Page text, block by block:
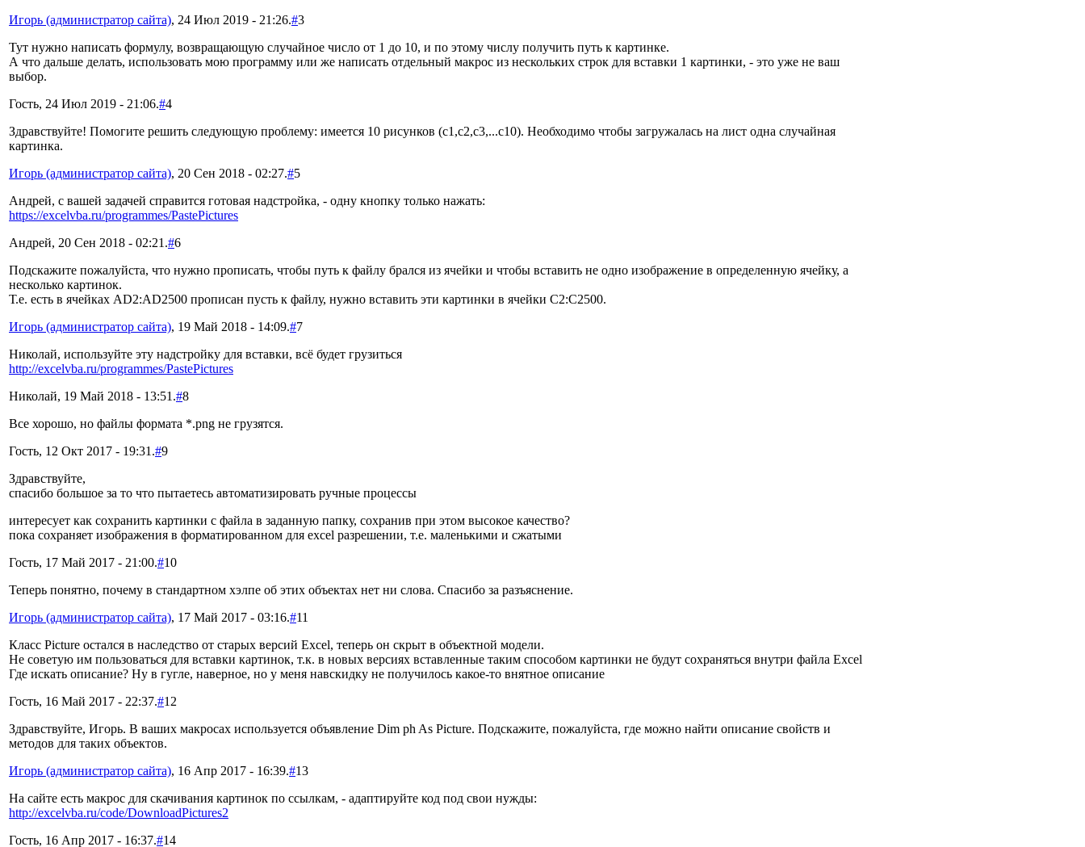
Игорь (администратор сайта), 24 Июл 2019 - 21:26.#3
Тут нужно написать формулу, возвращающую случайное число от 1 до 10, и по этому числу получить путь к картинке.
А что дальше делать, использовать мою программу или же написать отдельный макрос из нескольких строк для вставки 1 картинки, - это уже не ваш
выбор.
Гость, 24 Июл 2019 - 21:06.#4
Здравствуйте! Помогите решить следующую проблему: имеется 10 рисунков (с1,с2,с3,...с10). Необходимо чтобы загружалась на лист одна случайная
картинка.
Игорь (администратор сайта), 20 Сен 2018 - 02:27.#5
Андрей, с вашей задачей справится готовая надстройка, - одну кнопку только нажать:
https://excelvba.ru/programmes/PastePictures
Андрей, 20 Сен 2018 - 02:21.#6
Подскажите пожалуйста, что нужно прописать, чтобы путь к файлу брался из ячейки и чтобы вставить не одно изображение в определенную ячейку, а
несколько картинок.
Т.е. есть в ячейках AD2:AD2500 прописан пусть к файлу, нужно вставить эти картинки в ячейки C2:C2500.
Игорь (администратор сайта), 19 Май 2018 - 14:09.#7
Николай, используйте эту надстройку для вставки, всё будет грузиться
http://excelvba.ru/programmes/PastePictures
Николай, 19 Май 2018 - 13:51.#8
Все хорошо, но файлы формата *.png не грузятся.
Гость, 12 Окт 2017 - 19:31.#9
Здравствуйте,
спасибо большое за то что пытаетесь автоматизировать ручные процессы
интересует как сохранить картинки с файла в заданную папку, сохранив при этом высокое качество?
пока сохраняет изображения в форматированном для еxcel разрешении, т.е. маленькими и сжатыми
Гость, 17 Май 2017 - 21:00.#10
Теперь понятно, почему в стандартном хэлпе об этих объектах нет ни слова. Спасибо за разъяснение.
Игорь (администратор сайта), 17 Май 2017 - 03:16.#11
Класс Picture остался в наследство от старых версий Excel, теперь он скрыт в объектной модели.
Не советую им пользоваться для вставки картинок, т.к. в новых версиях вставленные таким способом картинки не будут сохраняться внутри файла Excel
Где искать описание? Ну в гугле, наверное, но у меня навскидку не получилось какое-то внятное описание
Гость, 16 Май 2017 - 22:37.#12
Здравствуйте, Игорь. В ваших макросах используется объявление Dim ph As Picture. Подскажите, пожалуйста, где можно найти описание свойств и
методов для таких объектов.
Игорь (администратор сайта), 16 Апр 2017 - 16:39.#13
На сайте есть макрос для скачивания картинок по ссылкам, - адаптируйте код под свои нужды:
http://excelvba.ru/code/DownloadPictures2
Гость, 16 Апр 2017 - 16:37.#14